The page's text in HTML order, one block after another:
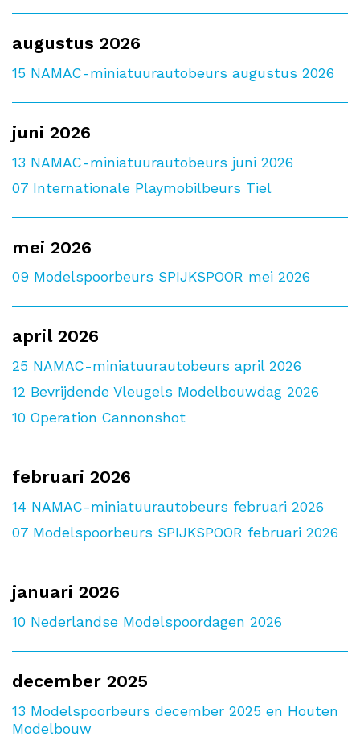
augustus 2026
15 NAMAC-miniatuurautobeurs augustus 2026
juni 2026
13 NAMAC-miniatuurautobeurs juni 2026
07 Internationale Playmobilbeurs Tiel
mei 2026
09 Modelspoorbeurs SPIJKSPOOR mei 2026
april 2026
25 NAMAC-miniatuurautobeurs april 2026
12 Bevrijdende Vleugels Modelbouwdag 2026
10 Operation Cannonshot
februari 2026
14 NAMAC-miniatuurautobeurs februari 2026
07 Modelspoorbeurs SPIJKSPOOR februari 2026
januari 2026
10 Nederlandse Modelspoordagen 2026
december 2025
13 Modelspoorbeurs december 2025 en Houten
Modelbouw